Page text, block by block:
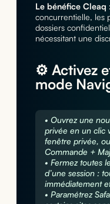
Le bénéfice Cleaq
concurrentielle, les
dossiers
nécessitant une
⚙️ Activez
mode
• Ouvrez une
privée en un clic
fenêtre privée,
Commande +
• Fermez toutes
d’une session :
immédiatement
• Paramétrez